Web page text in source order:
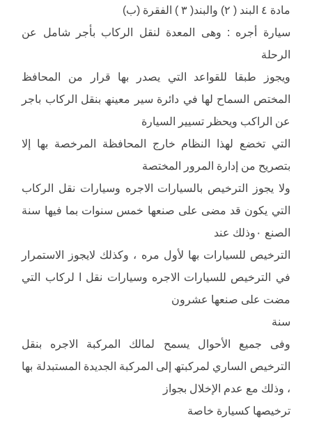
مادة ٤ البند ( ٢) والبند( ٣ ) الفقرة (ب)
سیارة أجره : وھى المعدة لنقل الركاب بأجر شامل عن
الرحلة
ویجوز طبقا للقواعد التي یصدر بھا قرار من المحافظ
المختص السماح لھا في دائرة سیر معینھ بنقل الركاب باجر
عن الراكب ویحظر تسییر السیارة
التي تخضع لھذا النظام خارج المحافظة المرخصة بھا إلا
بتصریح من إدارة المرور المختصة
ولا یجوز الترخیص بالسیارات الاجره وسیارات نقل الركاب
التي یكون قد مضى على صنعھا خمس سنوات بما فیھا سنة
الصنع ٠وذلك عند
الترخیص للسیارات بھا لأول مره ، وكذلك لایجوز الاستمرار
في الترخیص للسیارات الاجره وسیارات نقل ا لركاب التي
مضت على صنعھا عشرون
سنة
وفى جمیع الأحوال یسمح لمالك المركبة الاجره بنقل
الترخیص الساري لمركبتھ إلى المركبة الجدیدة المستبدلة بھا
، وذلك مع عدم الإخلال بجواز
ترخیصھا كسیارة خاصة